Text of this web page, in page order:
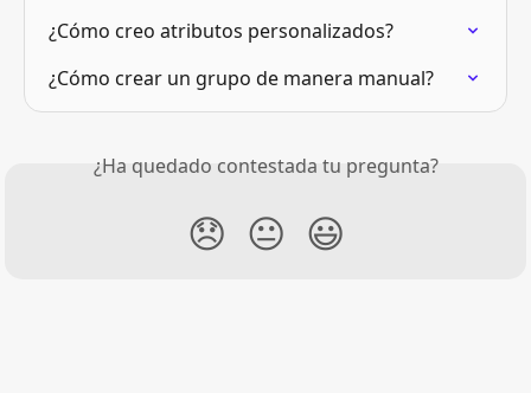
¿Cómo creo atributos personalizados?
¿Cómo crear un grupo de manera manual?
¿Ha quedado contestada tu pregunta?
😞 😐 😃